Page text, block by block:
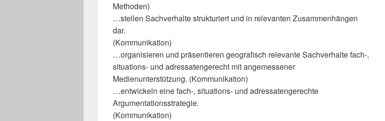
Methoden)
…stellen Sachverhalte strukturiert und in relevanten Zusammenhängen
dar.
(Kommunikation)
…organisieren und präsentieren geografisch relevante Sachverhalte fach-,
situations- und adressatengerecht mit angemessener
Medienunterstützung. (Kommunikation)
…entwickeln eine fach-, situations- und adressatengerechte
Argumentationsstrategie.
(Kommunikation)